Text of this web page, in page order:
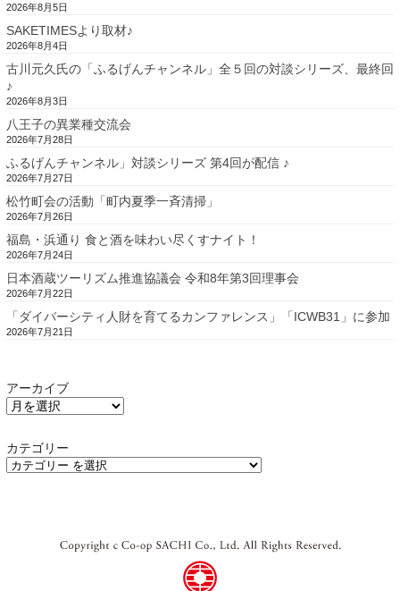
2026年8月5日
SAKETIMESより取材♪
2026年8月4日
古川元久氏の「ふるげんチャンネル」全５回の対談シリーズ、最終回
♪
2026年8月3日
八王子の異業種交流会
2026年7月28日
ふるげんチャンネル」対談シリーズ 第4回が配信 ♪
2026年7月27日
松竹町会の活動「町内夏季一斉清掃」
2026年7月26日
福島・浜通り 食と酒を味わい尽くすナイト！
2026年7月24日
日本酒蔵ツーリズム推進協議会 令和8年第3回理事会
2026年7月22日
「ダイバーシティ人財を育てるカンファレンス」「ICWB31」に参加
2026年7月21日
アーカイブ
カテゴリー